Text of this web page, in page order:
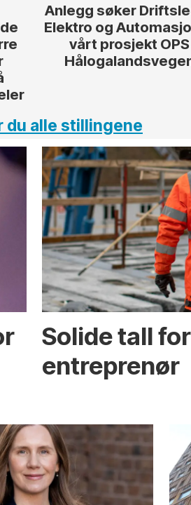
Anlegg søker
Elektro og
vårt prosjekt OPS
du alle stillingene
Solide tall
entreprenør